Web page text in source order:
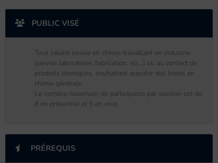
PUBLIC VISÉ
Tout salarié novice en chimie travaillant en industrie
(service laboratoire, fabrication, etc...) ou au contact de
produits chimiques, souhaitant acquérir des bases en
chimie générale.
Le nombre maximum de participants par session est de
8 en présentiel et 5 en visio.
PRÉREQUIS